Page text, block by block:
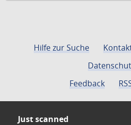
Hilfe zur Suche
Feedback
Just scanned